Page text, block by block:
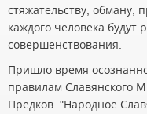
стяжательству, обману,
каждого человека будут
совершенствования.
Пришло время
правилам Славянского
Предков. "Народное